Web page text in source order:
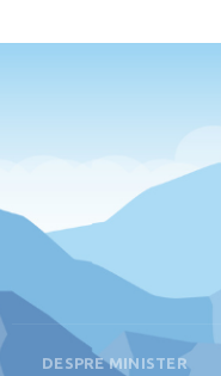
DESPRE MINISTER